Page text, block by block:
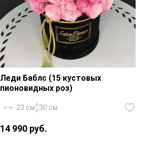
Леди Баблс (15 кустовых
пионовидных роз)
23 см 30 см
14 990 руб.